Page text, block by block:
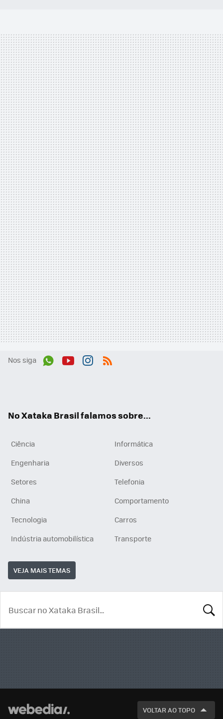
Nos siga
No Xataka Brasil falamos sobre...
Ciência
Informática
Engenharia
Diversos
Setores
Telefonia
China
Comportamento
Tecnologia
Carros
Indústria automobilística
Transporte
VEJA MAIS TEMAS
VOLTAR AO TOPO